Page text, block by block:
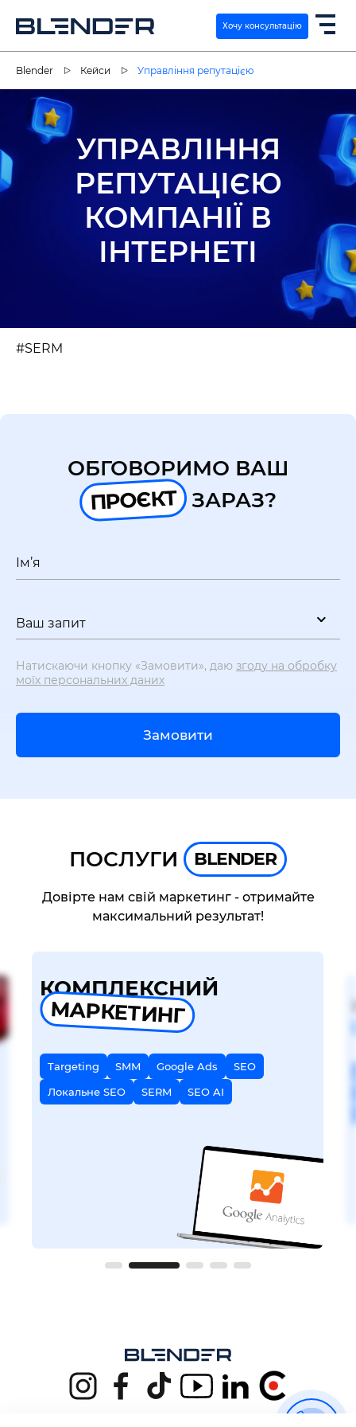
ЕКСПЕРТИЗА
КЕЙСИ
ВАКАНСІЇ
Хочу консультацію
Blender Кейси Управління репутацією
УПРАВЛІННЯ
РЕПУТАЦІЄЮ
КОМПАНІЇ В
ІНТЕРНЕТІ
#SERM
ОБГОВОРИМО ВАШ
ПРОЄКТ ЗАРАЗ?
Ім’я
Ваш запит
Натискаючи кнопку «Замовити», даю згоду на обробку
моїх персональних даних
Замовити
ПОСЛУГИ BLENDER
Довірте нам свій маркетинг - отримайте
максимальний результат!
КОМПЛЕКСНИЙ
МАРКЕТИНГ
Targeting SMM Google Ads
SEO
Локальне SEO
SERM SEO AI